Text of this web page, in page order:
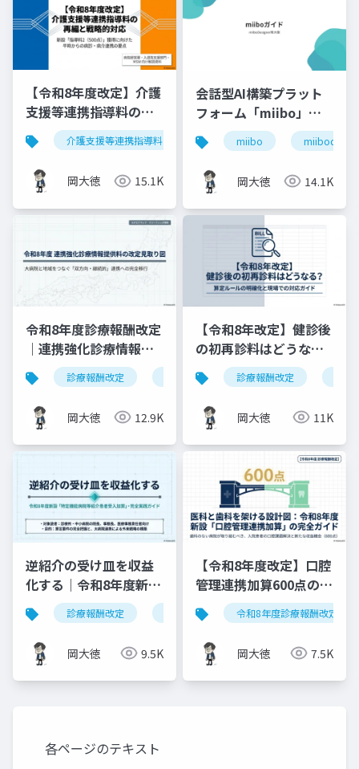
【令和8年度改定】介護
支援等連携指導料の再
編と戦略的対応｜指導
料2（500点）の要件整
理
介護支援等連携指導料 令和8年度診療報酬改定
岡大徳 15.1K
会話型AI構築プラット
フォーム「miibo」ガ
イド
miibo
岡大徳 14.1K
令和8年度診療報酬改定
｜連携強化診療情報提
供料の見直しを図解で
解説
診療報酬改定 連携強化診療情報提供料 令和8年度
岡大徳 12.9K
【令和8年改定】健診後
の初再診料はどうな
る？算定ルールの明確
化と現場での対応ガイ
ド
診療報酬改定
岡大徳 11K
逆紹介の受け皿を収益
化する｜令和8年度新設
「特定機能病院等紹介
患者受入加算」完全実
践ガイド
診療報酬改定 特定機能病院等紹介患者受入加算
岡大徳 9.5K
【令和8年度改定】口腔
管理連携加算600点の算
定要件・施設基準まと
め
令和8年度診療報酬改定
岡大徳 7.5K
各ページのテキスト